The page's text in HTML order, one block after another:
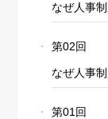
なぜ人事
第02回
なぜ人事
第01回